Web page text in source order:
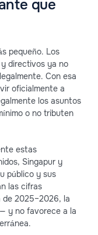
que
pequeño. Los
directivos ya no
Con esa
oficialmente a
los asuntos
o no tributen
estas
Singapur y
público y sus
las cifras
2025–2026, la
y no favorece a la